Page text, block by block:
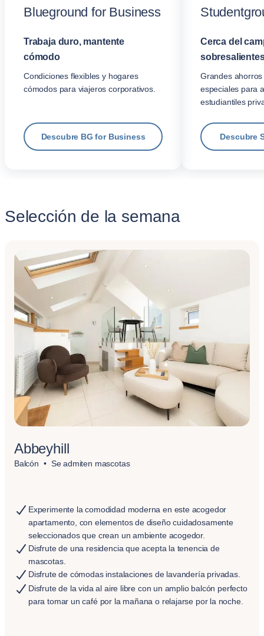
Blueground for Business
Trabaja duro, mantente
cómodo
Condiciones flexibles y hogares
cómodos para viajeros corporativos.
Descubre BG for Business
Cerca del
Grandes
especiales para
estudiantiles
Descubre
Selección de la semana
Abbeyhill
Balcón Se admiten mascotas
Experimente la comodidad moderna en este acogedor
apartamento, con elementos de diseño cuidadosamente
seleccionados que crean un ambiente acogedor.
Disfrute de una residencia que acepta la tenencia de
mascotas.
Disfrute de cómodas instalaciones de lavandería privadas.
Disfrute de la vida al aire libre con un amplio balcón perfecto
para tomar un café por la mañana o relajarse por la noche.